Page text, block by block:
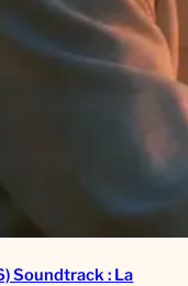
Soundtrack : La